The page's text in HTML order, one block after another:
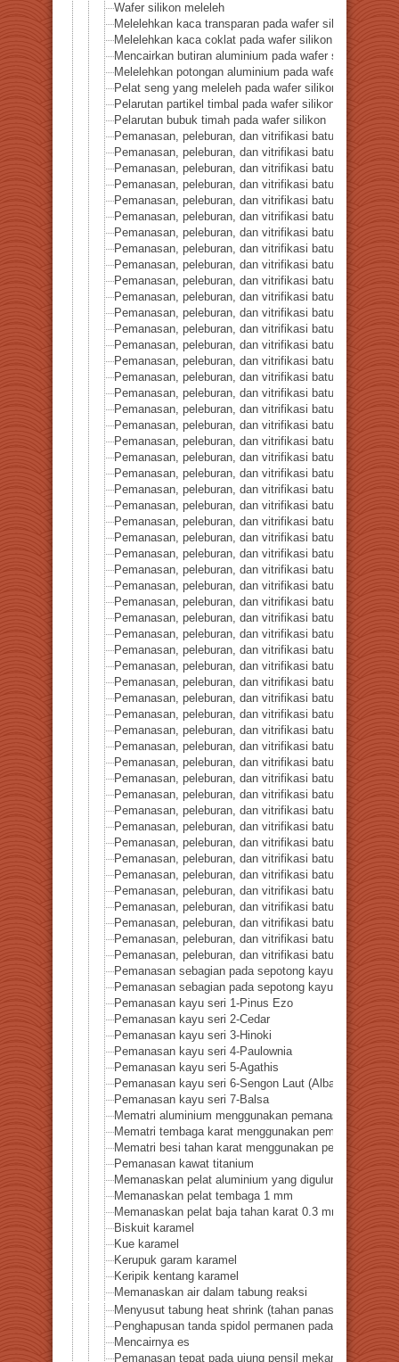
Wafer silikon meleleh
Melelehkan kaca transparan pada wafer silikon
Melelehkan kaca coklat pada wafer silikon
Mencairkan butiran aluminium pada wafer silikon
Melelehkan potongan aluminium pada wafer silikon
Pelat seng yang meleleh pada wafer silikon
Pelarutan partikel timbal pada wafer silikon
Pelarutan bubuk timah pada wafer silikon
Pemanasan, peleburan, dan vitrifikasi batuan seri 1-
Pemanasan, peleburan, dan vitrifikasi batuan seri 2-
Pemanasan, peleburan, dan vitrifikasi batuan seri 3-
Pemanasan, peleburan, dan vitrifikasi batuan seri 4-
Pemanasan, peleburan, dan vitrifikasi batuan seri 5-
Pemanasan, peleburan, dan vitrifikasi batuan seri 6-
Pemanasan, peleburan, dan vitrifikasi batuan seri 7-
Pemanasan, peleburan, dan vitrifikasi batuan seri 8-
Pemanasan, peleburan, dan vitrifikasi batuan seri 9-
Pemanasan, peleburan, dan vitrifikasi batuan seri 10-
Pemanasan, peleburan, dan vitrifikasi batuan seri 11-
Pemanasan, peleburan, dan vitrifikasi batuan seri 12-
Pemanasan, peleburan, dan vitrifikasi batuan seri 13-
Pemanasan, peleburan, dan vitrifikasi batuan seri 14-
Pemanasan, peleburan, dan vitrifikasi batuan seri 16-
Pemanasan, peleburan, dan vitrifikasi batuan seri 17-
Pemanasan, peleburan, dan vitrifikasi batuan seri 18-
Pemanasan, peleburan, dan vitrifikasi batuan seri 19-
Pemanasan, peleburan, dan vitrifikasi batuan seri 20-
Pemanasan, peleburan, dan vitrifikasi batuan seri 21-
Pemanasan, peleburan, dan vitrifikasi batuan seri 22-
Pemanasan, peleburan, dan vitrifikasi batuan seri 23-
Pemanasan, peleburan, dan vitrifikasi batuan seri 24-
Pemanasan, peleburan, dan vitrifikasi batuan seri 25-
Pemanasan, peleburan, dan vitrifikasi batuan seri 26-
Pemanasan, peleburan, dan vitrifikasi batuan seri 27-
Pemanasan, peleburan, dan vitrifikasi batuan seri 28-
Pemanasan, peleburan, dan vitrifikasi batuan seri 29-
Pemanasan, peleburan, dan vitrifikasi batuan seri 30-
Pemanasan, peleburan, dan vitrifikasi batuan seri 31-
Pemanasan, peleburan, dan vitrifikasi batuan seri 32-
Pemanasan, peleburan, dan vitrifikasi batuan seri 33-
Pemanasan, peleburan, dan vitrifikasi batuan seri 34-
Pemanasan, peleburan, dan vitrifikasi batuan seri 35-
Pemanasan, peleburan, dan vitrifikasi batuan seri 36-
Pemanasan, peleburan, dan vitrifikasi batuan seri 37-
Pemanasan, peleburan, dan vitrifikasi batuan seri 38-
Pemanasan, peleburan, dan vitrifikasi batuan seri 39-
Pemanasan, peleburan, dan vitrifikasi batuan seri 40-
Pemanasan, peleburan, dan vitrifikasi batuan seri 41-
Pemanasan, peleburan, dan vitrifikasi batuan seri 42-
Pemanasan, peleburan, dan vitrifikasi batuan seri 43-
Pemanasan, peleburan, dan vitrifikasi batuan seri 44-
Pemanasan, peleburan, dan vitrifikasi batuan seri 45-
Pemanasan, peleburan, dan vitrifikasi batuan seri 46-
Pemanasan, peleburan, dan vitrifikasi batuan seri 47-
Pemanasan, peleburan, dan vitrifikasi batuan seri 48-
Pemanasan, peleburan, dan vitrifikasi batuan seri 49-
Pemanasan, peleburan, dan vitrifikasi batuan seri 50-
Pemanasan, peleburan, dan vitrifikasi batuan seri 51-
Pemanasan, peleburan, dan vitrifikasi batuan seri 52-
Pemanasan, peleburan, dan vitrifikasi batuan seri 53-
Pemanasan sebagian pada sepotong kayu – Bentuk
Pemanasan sebagian pada sepotong kayu –
Pemanasan kayu seri 1-Pinus Ezo
Pemanasan kayu seri 2-Cedar
Pemanasan kayu seri 3-Hinoki
Pemanasan kayu seri 4-Paulownia
Pemanasan kayu seri 5-Agathis
Pemanasan kayu seri 6-Sengon Laut (Albasia falcata)
Pemanasan kayu seri 7-Balsa
Mematri aluminium menggunakan pemanas titik
Mematri tembaga karat menggunakan pemanas titik
Mematri besi tahan karat menggunakan pemanas titik
Pemanasan kawat titanium
Memanaskan pelat aluminium yang digulung dengan
Memanaskan pelat tembaga 1 mm
Memanaskan pelat baja tahan karat 0.3 mm
Biskuit karamel
Kue karamel
Kerupuk garam karamel
Keripik kentang karamel
Memanaskan air dalam tabung reaksi
Menyusut tabung heat shrink (tahan panas 200℃)
Penghapusan tanda spidol permanen pada tabung
Mencairnya es
Pemanasan tepat pada ujung pensil mekanik 0.5 mm